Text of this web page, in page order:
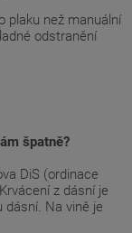
plaku než manuální
odstranění
špatně?
DiS (ordinace
z dásní je
dásní. Na vině je